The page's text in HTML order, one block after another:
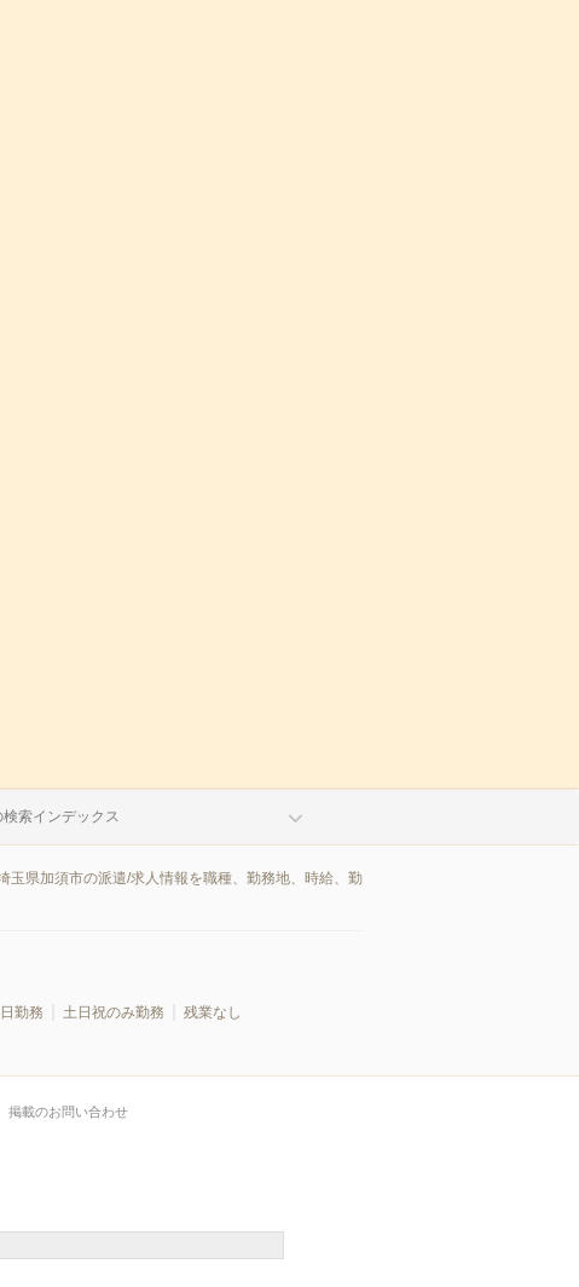
検索インデックス
県加須市の派遣/求人情報を職種、勤務地、時給、勤
勤務 土日祝のみ勤務
残業なし
掲載のお問い合わせ